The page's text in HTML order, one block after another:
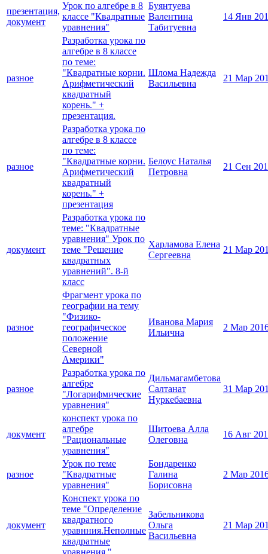
презентация,
документ
Урок по алгебре в 8
классе "Квадратные
уравнения"
Буянтуева
Валентина
Табитуевна
14 Янв
разное
Разработка урока по
алгебре в 8 классе
по теме:
"Квадратные корни.
Арифметический
квадратный
корень." +
презентация.
Шлома Надежда
Васильевна
21 Мар
разное
Разработка урока по
алгебре в 8 классе
по теме:
"Квадратные корни.
Арифметический
квадратный
корень." +
презентация
Белоус Наталья
Петровна
21 Сен
документ
Разработка урока по
теме: "Квадратные
уравнения" Урок по
теме "Решение
квадратных
уравнений". 8-й
класс
Харламова Елена
Сергеевна
21 Мар
разное
Фрагмент урока по
географии на тему
"Физико-
географическое
положение
Северной
Америки"
Иванова Мария
Ильична
2 Мар
разное
Разработка урока по
алгебре
"Логарифмические
уравнения"
Дильмагамбетова
Салтанат
Нуркебаевна
31 Мар
документ
конспект урока по
алгебре
"Рациональные
уравнения"
Шитоева Алла
Олеговна
16 Авг
разное
Урок по теме
"Квадратные
уравнения"
Бондаренко
Галина
Борисовна
2 Мар
документ
Конспект урока по
теме "Определение
квадратного
уравнния.Неполные
квадратные
Забельникова
Ольга
Васильевна
21 Мар